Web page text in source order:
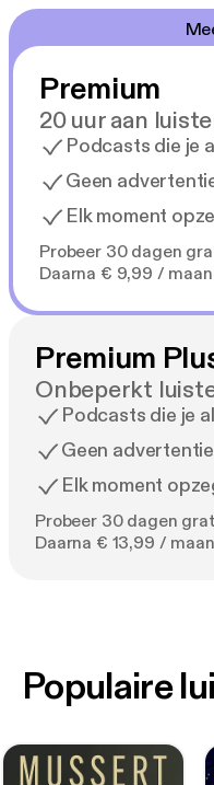
voorgeschreven. Een
en burgerinitiatieven
Reacties:
'Gloedvol en
-Arjen van Veelen
'Dit boek opent je de
-Kustaw Bessems
'Een bevlogen pleidooi.'
'Verplicht voor iedere
-Tim 'S Jongers
Premium
20 uur aan
Podcasts die je
Geen
Elk moment
Probeer 30 dagen
Daarna € 9,99 /
Premium
Onbeperkt
Podcasts die je
Geen
Elk moment
Probeer 30 dagen
Daarna € 13,99 /
Populaire